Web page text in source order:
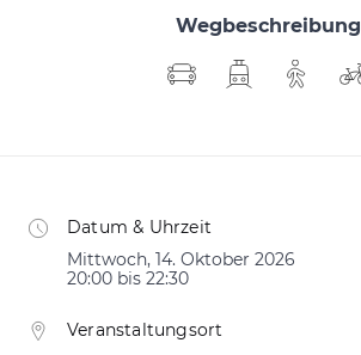
Wegbeschreibung
Datum & Uhrzeit
Mittwoch, 14. Oktober 2026
20:00 bis 22:30
Veranstaltungsort